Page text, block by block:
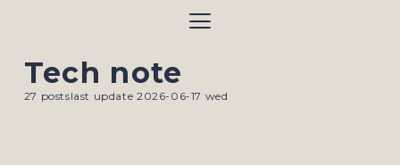
サイトのメニュー
Tech note
27 postslast update 2026-06-17 wed